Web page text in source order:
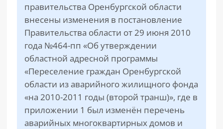
правительства Оренбургской области
внесены изменения в постановление
Правительства области от 29 июня 2010
года №464-пп «Об утверждении
областной адресной программы
«Переселение граждан Оренбургской
области из аварийного жилищного фонда
«на 2010-2011 годы (второй транш)», где в
приложении 1 был изменён перечень
аварийных многоквартирных домов и